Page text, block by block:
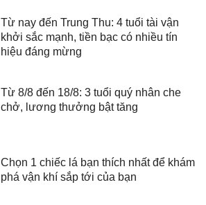
Từ nay đến Trung Thu: 4 tuổi tài vận
khởi sắc mạnh, tiền bạc có nhiều tín
hiệu đáng mừng
Từ 8/8 đến 18/8: 3 tuổi quý nhân che
chở, lương thưởng bật tăng
Chọn 1 chiếc lá bạn thích nhất để khám
phá vận khí sắp tới của bạn